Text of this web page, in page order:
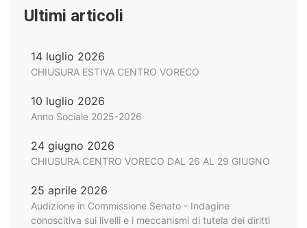
Ultimi articoli
14 luglio 2026
CHIUSURA ESTIVA CENTRO VORECO
10 luglio 2026
Anno Sociale 2025-2026
24 giugno 2026
CHIUSURA CENTRO VORECO DAL 26 AL 29 GIUGNO
25 aprile 2026
Audizione in Commissione Senato - Indagine
conoscitiva sui livelli e i meccanismi di tutela dei diritti